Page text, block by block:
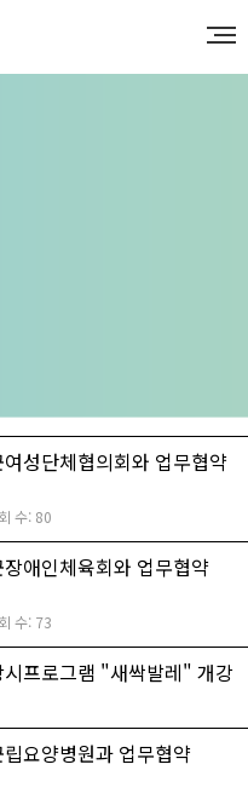
성단체협의회와 업무협약
수: 80
애인체육회와 업무협약
수: 73
프로그램 "새싹발레" 개강
요양병원과 업무협약